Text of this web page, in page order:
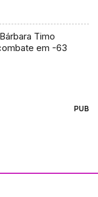
Timo
em -63
PUB